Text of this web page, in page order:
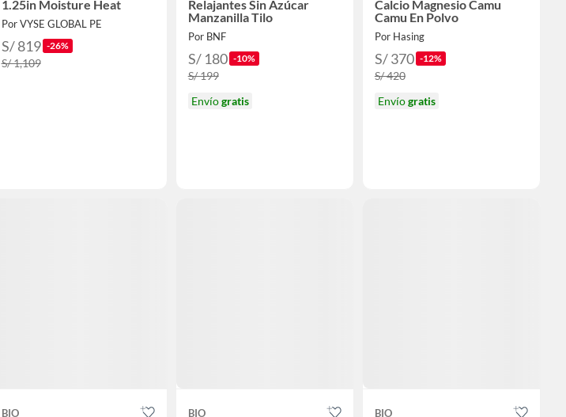
1.25in Moisture Heat
Por VYSE GLOBAL PE
S/ 819 -26%
S/ 1,109
Relajantes Sin Azúcar
Manzanilla Tilo
Por BNF
S/ 180 -10%
S/ 199
Envíogratis
Calcio Magnesio Camu
Camu En Polvo
Por Hasing
S/ 370 -12%
S/ 420
Envíogratis
BIO BIO BIO